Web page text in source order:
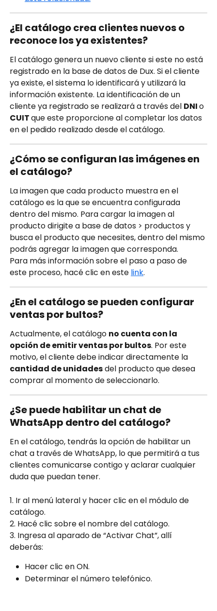
¿El catálogo crea clientes nuevos o
reconoce los ya existentes?
El catálogo genera un nuevo cliente si este no está
registrado en la base de datos de Dux. Si el cliente
ya existe, el sistema lo identificará y utilizará la
información existente. La identificación de un
cliente ya registrado se realizará a través del DNI o
CUIT que este proporcione al completar los datos
en el pedido realizado desde el catálogo.
¿Cómo se configuran las imágenes en
el catálogo?
La imagen que cada producto muestra en el
catálogo es la que se encuentra configurada
dentro del mismo. Para cargar la imagen al
producto dirigite a base de datos > productos y
busca el producto que necesites, dentro del mismo
podrás agregar la imagen que corresponda.
Para más información sobre el paso a paso de
este proceso, hacé clic en este link.
¿En el catálogo se pueden configurar
ventas por bultos?
Actualmente, el catálogo no cuenta con la
opción de emitir ventas por bultos. Por este
motivo, el cliente debe indicar directamente la
cantidad de unidades del producto que desea
comprar al momento de seleccionarlo.
¿Se puede habilitar un chat de
WhatsApp dentro del catálogo?
En el catálogo, tendrás la opción de habilitar un
chat a través de WhatsApp, lo que permitirá a tus
clientes comunicarse contigo y aclarar cualquier
duda que puedan tener.
1. Ir al menú lateral y hacer clic en el módulo de
catálogo.
2. Hacé clic sobre el nombre del catálogo.
3. Ingresa al aparado de “Activar Chat”, allí
deberás:
Hacer clic en ON.
Determinar el número telefónico.